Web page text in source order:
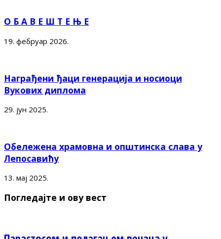
О Б А В Е Ш Т Е Њ Е
19. фебруар 2026.
Награђени ђаци генерација и носиоци
Вукових диплома
29. јун 2025.
Обележена храмовна и општинска слава у
Лепосавићу
13. мај 2025.
Погледајте и ову вест